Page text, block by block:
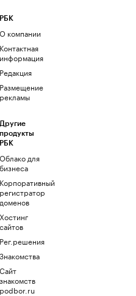
РБК
О компании
Контактная
информация
Редакция
Размещение
рекламы
Другие
продукты
РБК
Облако для
бизнеса
Корпоративный
регистратор
доменов
Хостинг
сайтов
Рег.решения
Знакомства
Сайт
знакомств
podbor.ru